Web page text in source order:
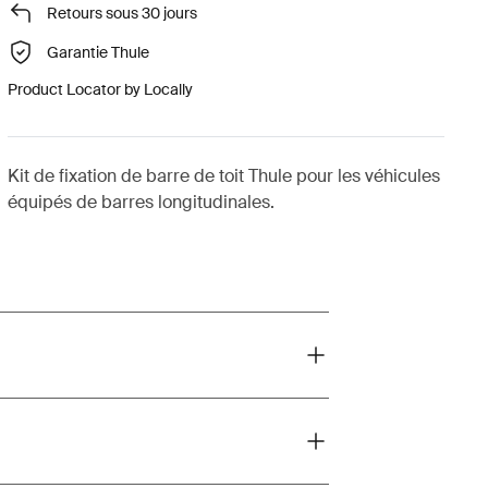
Retours sous 30 jours
Garantie Thule
Product Locator by Locally
Kit de fixation de barre de toit Thule pour les véhicules
équipés de barres longitudinales.